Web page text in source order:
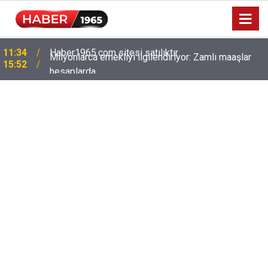
15:52
Milyonlarca emekliyi ilgilendiriyor: Zamlı maaşlar
hesaplarda